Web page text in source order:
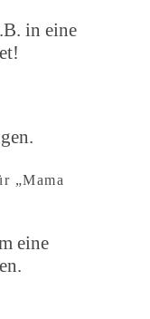
in eine
„Mama
eine